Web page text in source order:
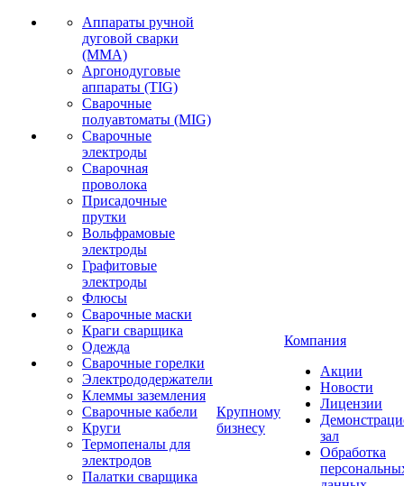
Аппараты ручной
дуговой сварки
(MMA)
Аргонодуговые
аппараты (TIG)
Сварочные
полуавтоматы (MIG)
Сварочные
электроды
Сварочная
проволока
Присадочные
прутки
Вольфрамовые
электроды
Графитовые
электроды
Флюсы
Сварочные маски
Краги сварщика
Одежда
Сварочные горелки
Электрододержатели
Клеммы заземления
Сварочные кабели
Круги
Термопеналы для
электродов
Палатки сварщика
Крупному
бизнесу
Компания
Акции
Новости
Лицензии
зал
Обработка